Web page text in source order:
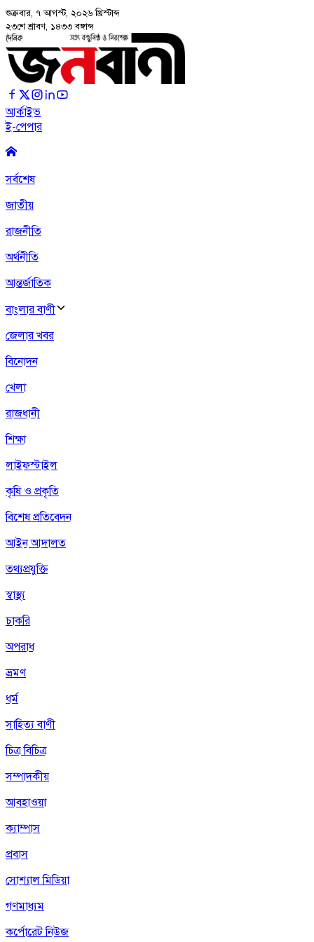
শুক্রবার, ৭ আগস্ট, ২০২৬ খ্রিস্টাব্দ
২৩শে শ্রাবণ, ১৪৩৩ বঙ্গাব্দ
আর্কাইভ
ই-পেপার
সর্বশেষ
জাতীয়
রাজনীতি
অর্থনীতি
আন্তর্জাতিক
বাংলার বাণী
জেলার খবর
বিনোদন
খেলা
রাজধানী
শিক্ষা
লাইফস্টাইল
কৃষি ও প্রকৃতি
বিশেষ প্রতিবেদন
আইন আদালত
তথ্যপ্রযুক্তি
স্বাস্থ্য
চাকরি
অপরাধ
ভ্রমণ
ধর্ম
সাহিত্য বাণী
চিত্র বিচিত্র
সম্পাদকীয়
আবহাওয়া
ক্যাম্পাস
প্রবাস
সোশ্যাল মিডিয়া
গণমাধ্যম
কর্পোরেট নিউজ